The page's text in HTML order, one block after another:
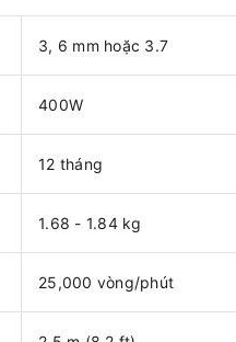
3, 6 mm hoặc 3.7
400W
12 tháng
1.68 - 1.84 kg
25,000 vòng/phút